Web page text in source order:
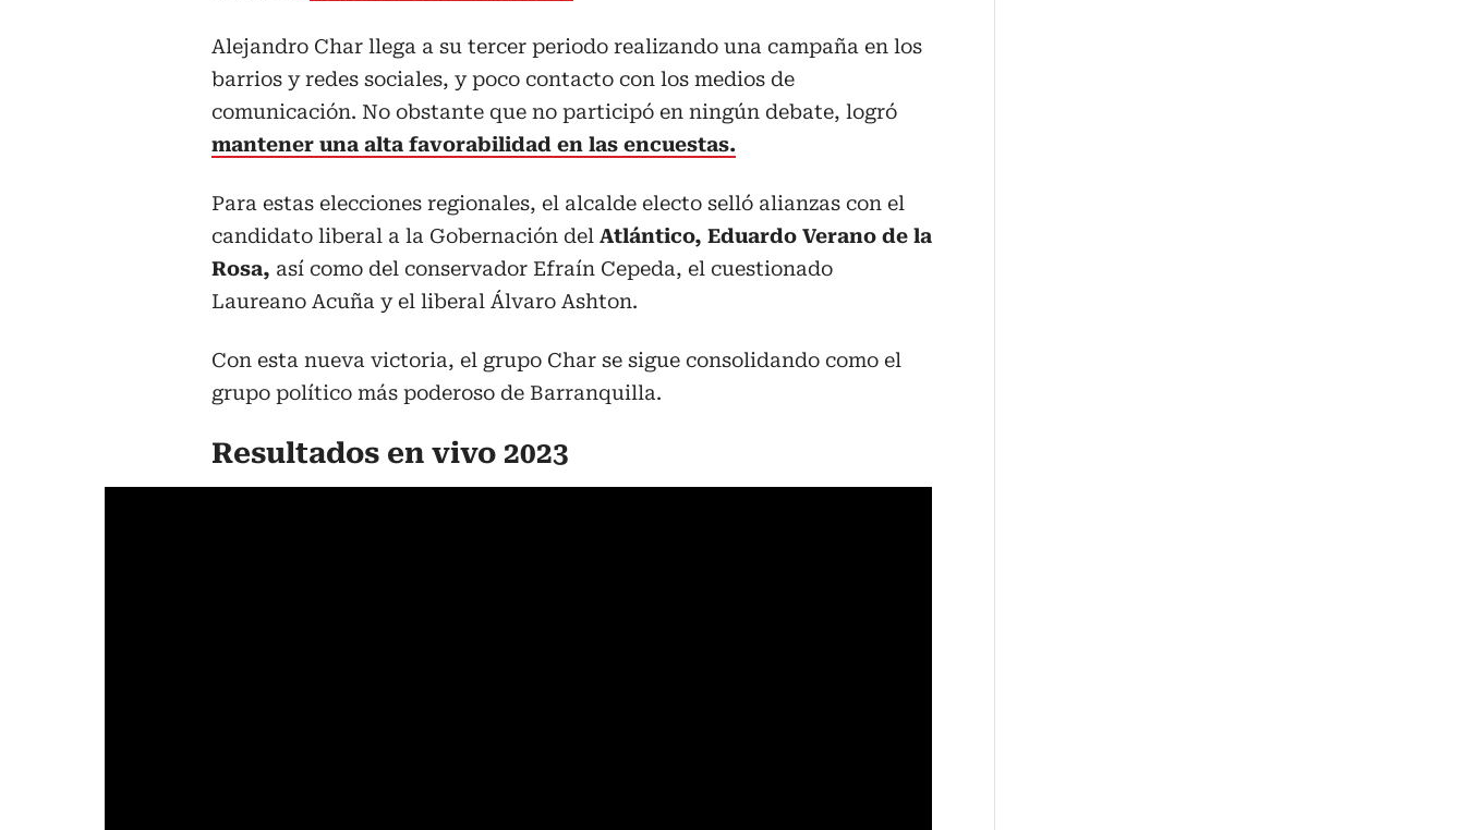
Alejandro Char llega a su tercer periodo realizando una campaña en los
barrios y redes sociales, y poco contacto con los medios de
comunicación. No obstante que no participó en ningún debate, logró
mantener una alta favorabilidad en las encuestas.
Para estas elecciones regionales, el alcalde electo selló alianzas con el
candidato liberal a la Gobernación del Atlántico, Eduardo Verano de la
Rosa, así como del conservador Efraín Cepeda, el cuestionado
Laureano Acuña y el liberal Álvaro Ashton.
Con esta nueva victoria, el grupo Char se sigue consolidando como el
grupo político más poderoso de Barranquilla.
Resultados en vivo 2023